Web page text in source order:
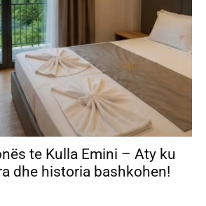
te Kulla Emini – Aty ku
dhe historia bashkohen!